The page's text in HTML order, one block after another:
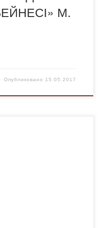
М.
Опубликовано 15.05.2017